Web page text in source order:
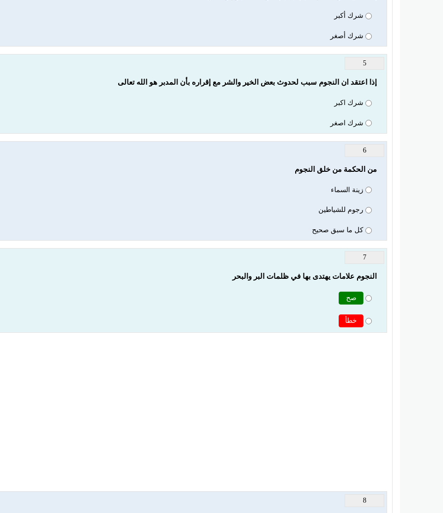
شرك أكبر
شرك أصغر
5
إذا اعتقد ان النجوم سبب لحدوث بعض الخير والشر مع إقراره بأن المدبر هو الله تعالى
شرك اكبر
شرك اصغر
6
من الحكمة من خلق النجوم
زينة السماء
رجوم للشياطين
كل ما سبق صحيح
7
النجوم علامات يهتدى بها في ظلمات البر والبحر
صح
خطأ
8